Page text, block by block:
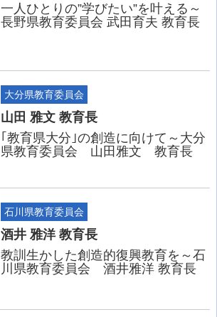
一人ひとりの”学びたい”を叶える～
長野県教育委員会 武田育夫 教育長
大分県教育委員会
山田 雅文 教育長
｢教育県大分｣の創造に向けて～大分
県教育委員会 山田雅文 教育長
石川県教育委員会
酒井 雅洋 教育長
教訓生かした創造的復興教育を～石
川県教育委員会 酒井雅洋 教育長